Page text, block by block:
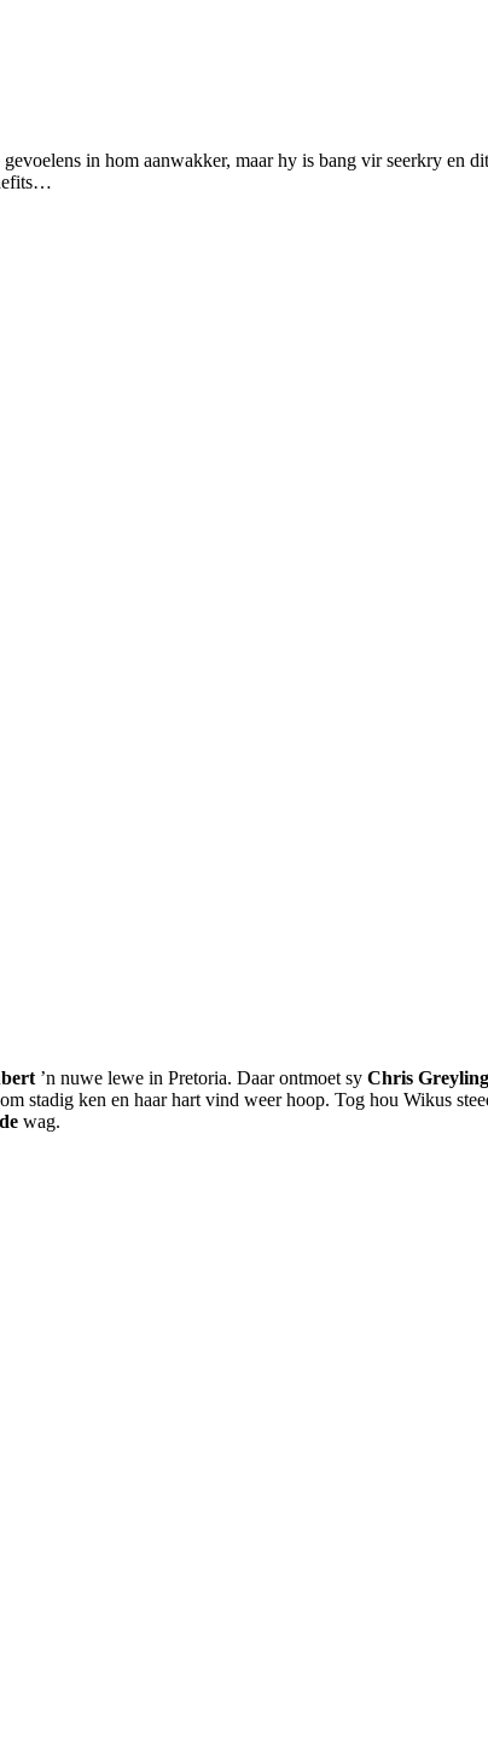
in hom aanwakker, maar hy is bang vir seerkry en
’n nuwe lewe in Pretoria. Daar ontmoet sy Chris Greyling
stadig ken en haar hart vind weer hoop. Tog hou Wikus
wag.